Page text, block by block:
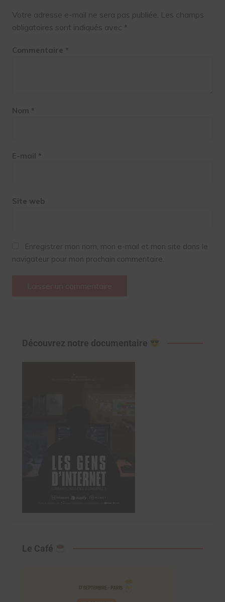
Votre adresse e-mail ne sera pas publiée. Les champs
obligatoires sont indiqués avec *
Commentaire *
Nom *
E-mail *
Site web
Enregistrer mon nom, mon e-mail et mon site dans le
navigateur pour mon prochain commentaire.
Découvrez notre documentaire
Le Café